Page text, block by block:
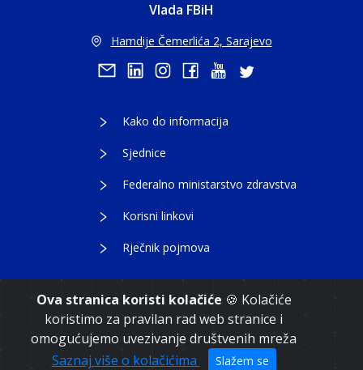
Ova stranica koristi kolačiće 🍪 Kolačiće
koristimo za pravilan rad web stranice i
omogućujemo uvezivanje društvenih mreža
Saznaj više o kolačićima
Slažem se
Vlada FBiH
Hamdije Čemerlića 2, Sarajevo
Kako do informacija
Sjednice
Federalno ministarstvo zdravstva
Korisni linkovi
Rječnik pojmova
Copyright 2021. Vlada Federacije Bosne i
Hercegovine